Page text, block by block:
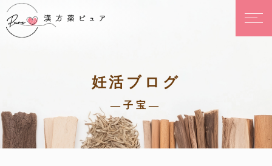
妊活ブログ
—子宝—